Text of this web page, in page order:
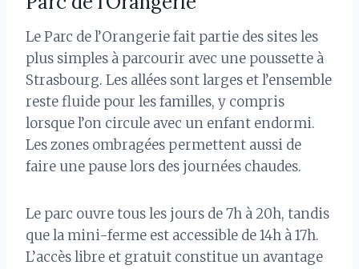
Le Parc de l’Orangerie fait partie des sites les
plus simples à parcourir avec une poussette à
Strasbourg. Les allées sont larges et l’ensemble
reste fluide pour les familles, y compris
lorsque l’on circule avec un enfant endormi.
Les zones ombragées permettent aussi de
faire une pause lors des journées chaudes.
Le parc ouvre tous les jours de 7h à 20h, tandis
que la mini-ferme est accessible de 14h à 17h.
L’accès libre et gratuit constitue un avantage